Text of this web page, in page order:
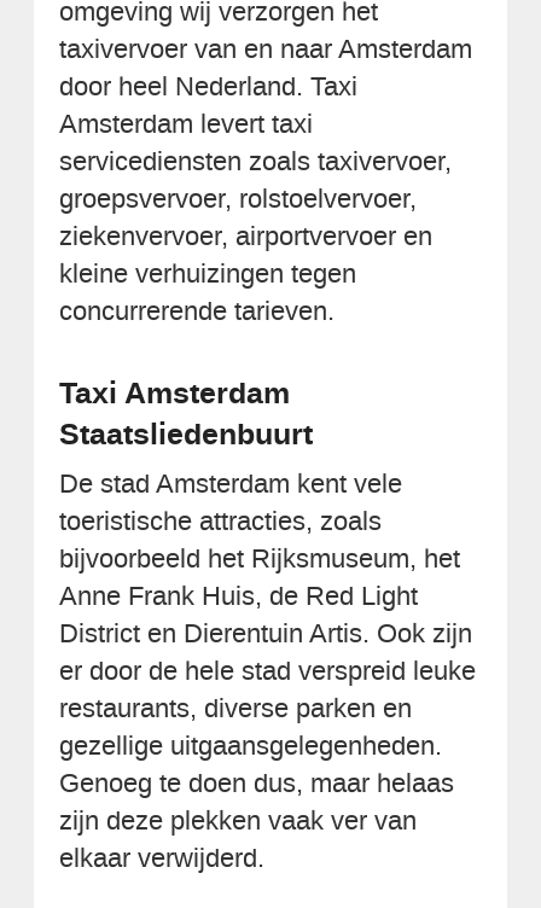
omgeving wij verzorgen het
taxivervoer van en naar Amsterdam
door heel Nederland. Taxi
Amsterdam levert taxi
servicediensten zoals taxivervoer,
groepsvervoer, rolstoelvervoer,
ziekenvervoer, airportvervoer en
kleine verhuizingen tegen
concurrerende tarieven.
Taxi Amsterdam
Staatsliedenbuurt
De stad Amsterdam kent vele
toeristische attracties, zoals
bijvoorbeeld het Rijksmuseum, het
Anne Frank Huis, de Red Light
District en Dierentuin Artis. Ook zijn
er door de hele stad verspreid leuke
restaurants, diverse parken en
gezellige uitgaansgelegenheden.
Genoeg te doen dus, maar helaas
zijn deze plekken vaak ver van
elkaar verwijderd.